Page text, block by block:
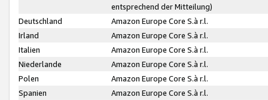
entsprechend der Mitteilung)
Deutschland
Amazon Europe Core S.à r.l.
Irland
Amazon Europe Core S.à r.l.
Italien
Amazon Europe Core S.à r.l.
Niederlande
Amazon Europe Core S.à r.l.
Polen
Amazon Europe Core S.à r.l.
Spanien
Amazon Europe Core S.à r.l.